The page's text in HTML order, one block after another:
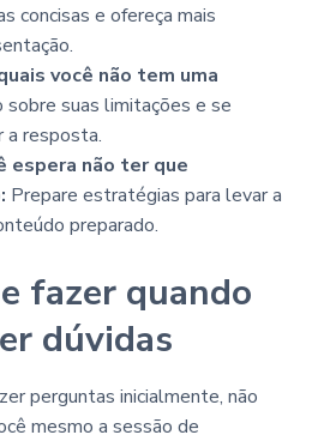
concisas e ofereça mais
você não tem uma
sobre suas limitações e se
a resposta.
espera não ter que
Prepare estratégias para levar a
preparado.
fazer quando
dúvidas
perguntas inicialmente, não
mesmo a sessão de